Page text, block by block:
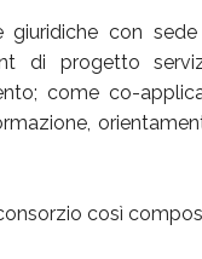
giuridiche con
di progetto
come co-
così